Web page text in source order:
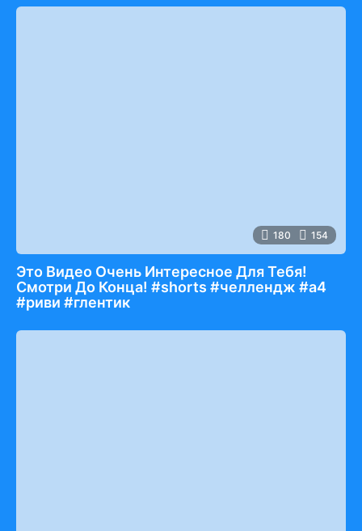
180 154
Это Видео Очень Интересное Для Тебя!
Смотри До Конца! #shorts #челлендж #а4
#риви #глентик